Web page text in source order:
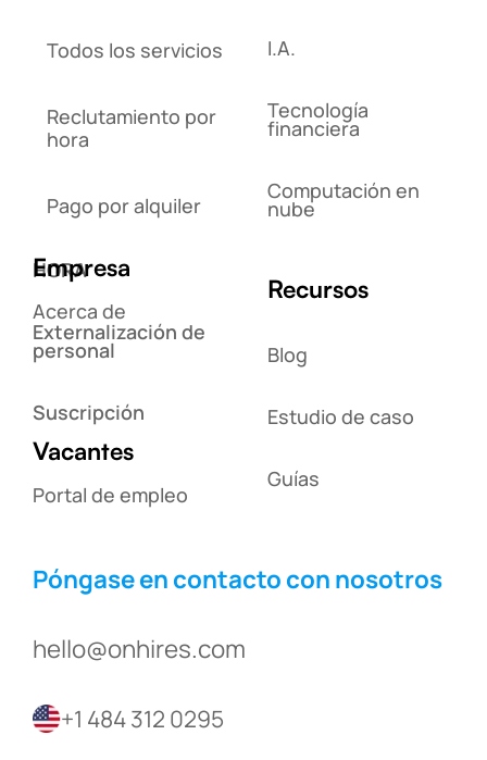
Todos los servicios
Reclutamiento por
hora
Pago por alquiler
HORA
Externalización de
personal
Suscripción
I.A.
Tecnología
financiera
Computación en
nube
Empresa
Acerca de
Recursos
Blog
Estudio de caso
Guías
Vacantes
Portal de empleo
Póngase en contacto con nosotros
hello@onhires.com
+1 484 312 0295